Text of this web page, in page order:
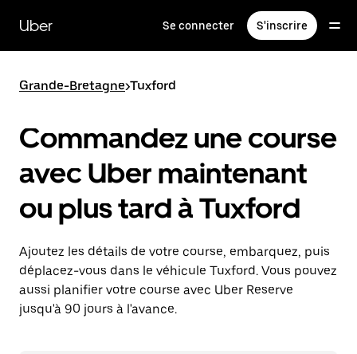
contenu
principal
Uber Se connecter S'inscrire
Grande-Bretagne>Tuxford
Commandez une course
avec Uber maintenant
ou plus tard à Tuxford
Ajoutez les détails de votre course, embarquez, puis
déplacez-vous dans le véhicule Tuxford. Vous pouvez
aussi planifier votre course avec Uber Reserve
jusqu'à 90 jours à l'avance.